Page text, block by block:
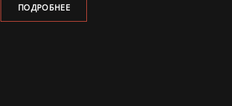
ПОДРОБНЕЕ«ТЕПЛЫЙ
ЛЕС»